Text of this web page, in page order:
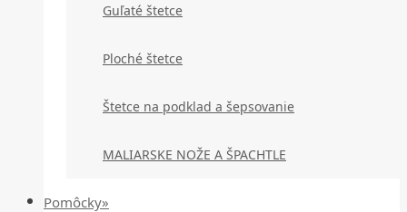
Guľaté štetce
Ploché štetce
Štetce na podklad a šepsovanie
MALIARSKE NOŽE A ŠPACHTLE
Pomôcky»